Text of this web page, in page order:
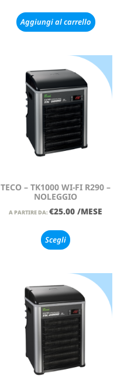
Aggiungi al carrello
TECO – TK1000 WI-FI R290 –
NOLEGGIO
A PARTIRE DA: €25.00 /MESE
Scegli